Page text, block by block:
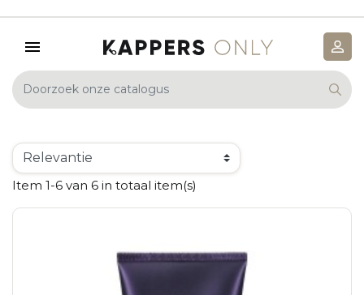
Item 1-6 van 6 in totaal item(s)